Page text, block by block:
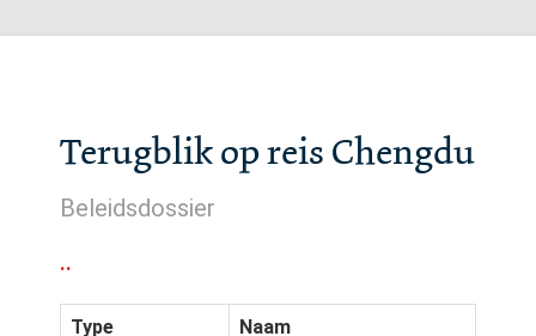
Terugblik op reis Chengdu
Beleidsdossier
..
Type Naam